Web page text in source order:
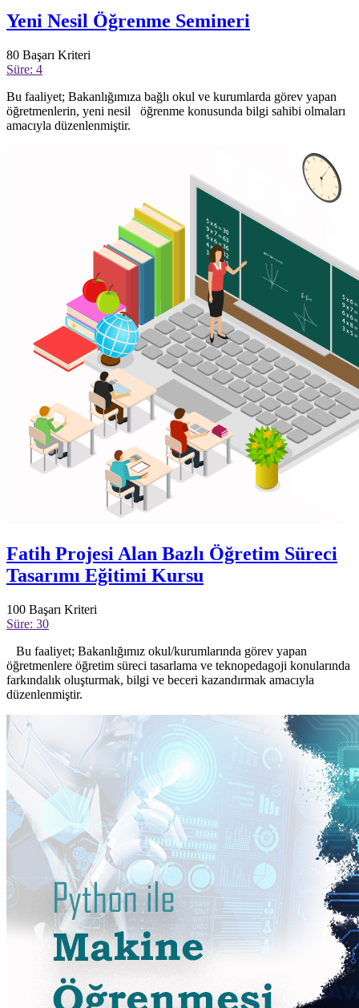
Yeni Nesil Öğrenme Semineri
80 Başarı Kriteri
Süre: 4
Bu faaliyet; Bakanlığımıza bağlı okul ve kurumlarda görev yapan
öğretmenlerin, yeni nesil öğrenme konusunda bilgi sahibi olmaları
amacıyla düzenlenmiştir.
Fatih Projesi Alan Bazlı Öğretim Süreci
Tasarımı Eğitimi Kursu
100 Başarı Kriteri
Süre: 30
Bu faaliyet; Bakanlığımız okul/kurumlarında görev yapan
öğretmenlere öğretim süreci tasarlama ve teknopedagoji konularında
farkındalık oluşturmak, bilgi ve beceri kazandırmak amacıyla
düzenlenmiştir.